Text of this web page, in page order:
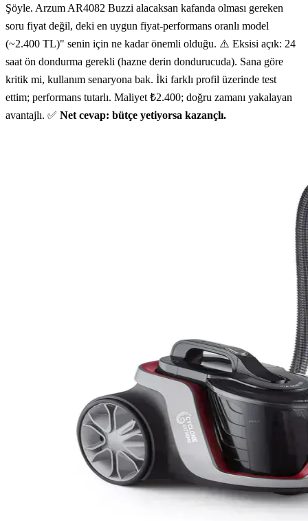
Şöyle. Arzum AR4082 Buzzi alacaksan kafanda olması gereken
soru fiyat değil, deki en uygun fiyat-performans oranlı model
(~2.400 TL)" senin için ne kadar önemli olduğu. ⚠️ Eksisi açık: 24
saat ön dondurma gerekli (hazne derin dondurucuda). Sana göre
kritik mi, kullanım senaryona bak. İki farklı profil üzerinde test
ettim; performans tutarlı. Maliyet ₺2.400; doğru zamanı yakalayan
avantajlı. ✅ Net cevap: bütçe yetiyorsa kazançlı.